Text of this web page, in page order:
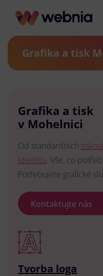
Grafika a tisk
Grafika a tisk
v Mohelnici
Od standardních
identitu. Vše, co
Potřebujete grafické
Kontaktujte nás
Tvorba loga